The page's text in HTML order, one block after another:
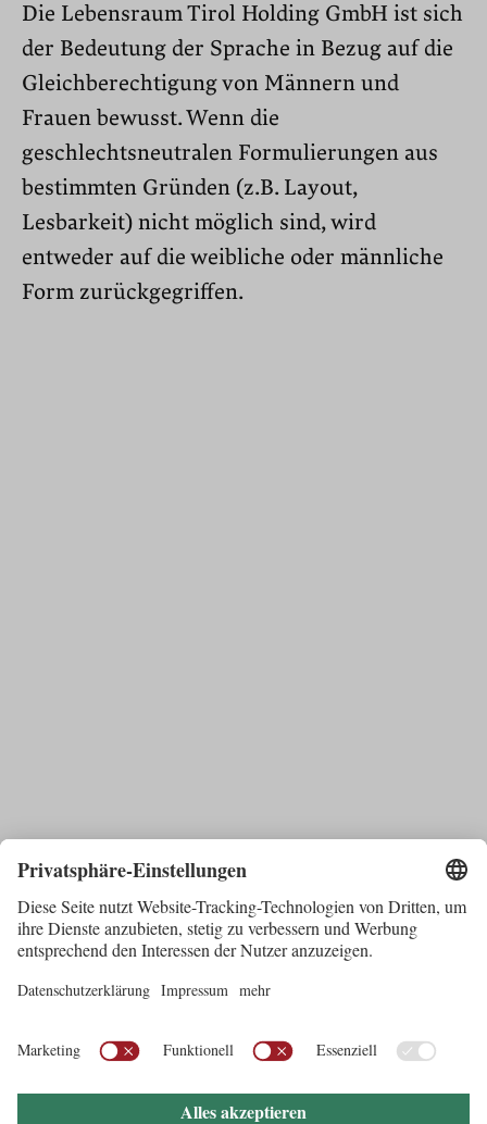
Die Lebensraum Tirol Holding GmbH ist sich
der Bedeutung der Sprache in Bezug auf die
Gleichberechtigung von Männern und
Frauen bewusst. Wenn die
geschlechtsneutralen Formulierungen aus
bestimmten Gründen (z.B. Layout,
Lesbarkeit) nicht möglich sind, wird
entweder auf die weibliche oder männliche
Form zurückgegriffen.